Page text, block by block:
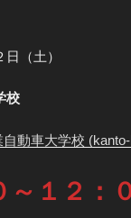
（土）
校
動車大学校
～１２